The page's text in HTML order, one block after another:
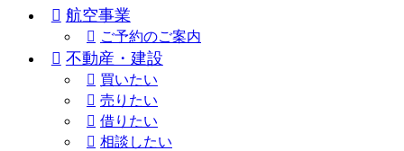
航空事業
ご予約のご案内
不動産・建設
買いたい
売りたい
借りたい
相談したい